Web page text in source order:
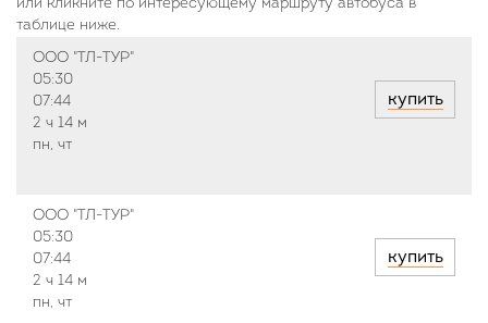
или кликните по интересующему маршруту автобуса в
таблице ниже.
ООО "ТЛ-ТУР"
05:30
07:44
2 ч 14 м
пн, чт
купить
ООО "ТЛ-ТУР"
05:30
07:44
2 ч 14 м
пн, чт
купить